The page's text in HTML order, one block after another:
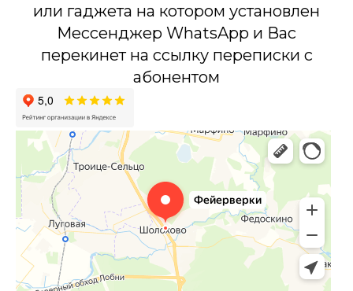
или гаджета на котором установлен
Мессенджер WhatsApp и Вас
перекинет на ссылку переписки с
абонентом